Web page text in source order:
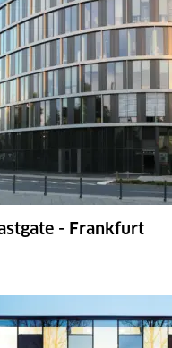
- Frankfurt